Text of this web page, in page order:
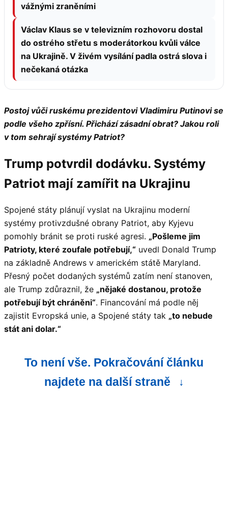
vážnými zraněními
Václav Klaus se v televizním rozhovoru dostal
do ostrého střetu s moderátorkou kvůli válce
na Ukrajině. V živém vysílání padla ostrá slova i
nečekaná otázka
Postoj vůči ruskému prezidentovi Vladimiru Putinovi se
podle všeho zpřísní. Přichází zásadní obrat? Jakou roli
v tom sehrají systémy Patriot?
Trump potvrdil dodávku. Systémy
Patriot mají zamířit na Ukrajinu
Spojené státy plánují vyslat na Ukrajinu moderní
systémy protivzdušné obrany Patriot, aby Kyjevu
pomohly bránit se proti ruské agresi. „Pošleme jim
Patrioty, které zoufale potřebují,“ uvedl Donald Trump
na základně Andrews v americkém státě Maryland.
Přesný počet dodaných systémů zatím není stanoven,
ale Trump zdůraznil, že „nějaké dostanou, protože
potřebují být chráněni“. Financování má podle něj
zajistit Evropská unie, a Spojené státy tak „to nebude
stát ani dolar.“
To není vše. Pokračování článku
najdete na další straně
↓